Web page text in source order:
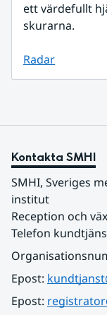
ett värdefullt
skurarna.
Radar
Kontakta SMHI
SMHI, Sveriges
institut
Reception och
Telefon
Epost:
Epost: